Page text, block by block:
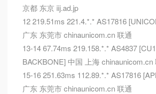
京都 东京 iij.ad.jp
12 219.51ms 221.4.*.* AS17816
广东 东莞市 chinaunicom.cn 联通
13-14 67.74ms 219.158.*.* AS4837
BACKBONE] 中国 上海 chinaunicom.cn
15-16 251.63ms 112.89.*.* AS17816
广东 东莞市 chinaunicom.cn 联通